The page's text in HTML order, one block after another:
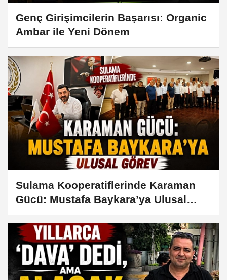
Genç Girişimcilerin Başarısı: Organic
Ambar ile Yeni Dönem
Sulama Kooperatiflerinde Karaman
Gücü: Mustafa Baykara’ya Ulusal
Görev